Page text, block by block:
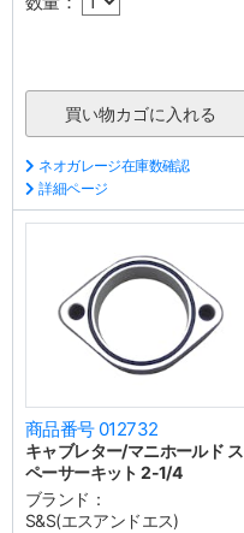
ネオガレージ在庫数確認
詳細ページ
商品番号 012732
キャブレター/マニホールド ス
ペーサーキット 2-1/4
ブランド：
S&S(エスアンドエス)